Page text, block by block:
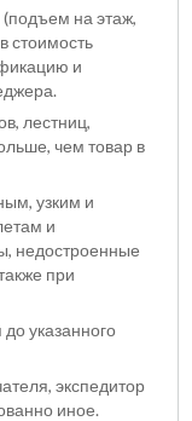
на этаж,
стоимость
и
лестниц,
чем товар в
узким и
и
недостроенные
при
указанного
экспедитор
иное.